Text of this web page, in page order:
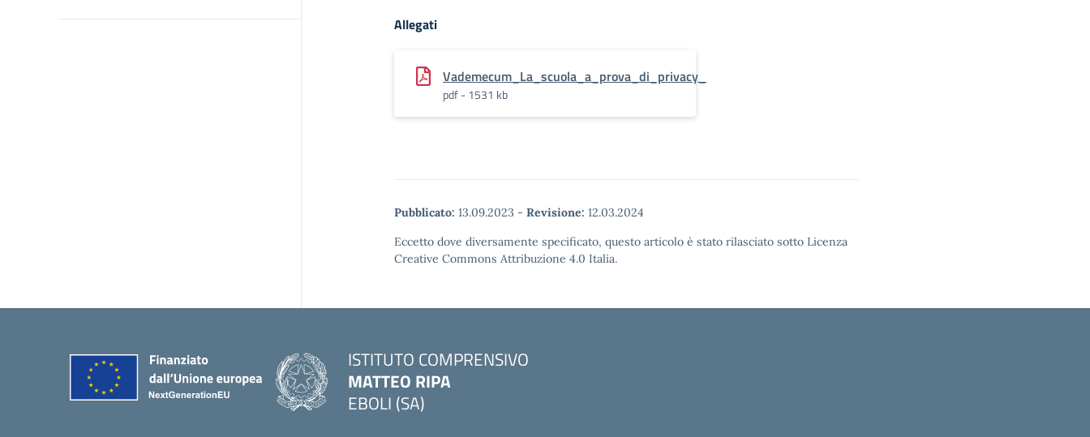
Allegati
Vademecum_La_scuola_a_prova_di_privacy_
pdf - 1531 kb
Pubblicato: 13.09.2023 - Revisione: 12.03.2024
Eccetto dove diversamente specificato, questo articolo è stato rilasciato sotto Licenza
Creative Commons Attribuzione 4.0 Italia.
ISTITUTO COMPRENSIVO
MATTEO RIPA
EBOLI (SA)